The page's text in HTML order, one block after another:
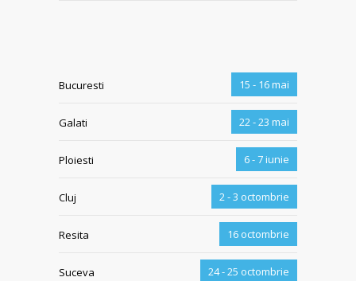
Bucuresti 15 - 16 mai
Galati 22 - 23 mai
Ploiesti 6 - 7 iunie
Cluj 2 - 3 octombrie
Resita 16 octombrie
Suceva 24 - 25 octombrie